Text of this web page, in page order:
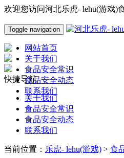
欢迎您访问河北乐虎- lehu(游戏)
Toggle navigation
网站首页
关于我们
食品安全常识
食品安全动态
联系我们
快捷导航
关于我们
食品安全常识
食品安全动态
联系我们
当前位置： 乐虎- lehu(游戏) > 食